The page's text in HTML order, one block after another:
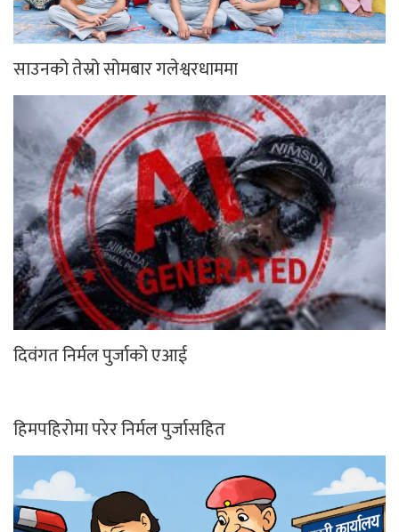
साउनको तेस्रो सोमबार गलेश्वरधाममा
दिवंगत निर्मल पुर्जाको एआई
हिमपहिरोमा परेर निर्मल पुर्जासहित